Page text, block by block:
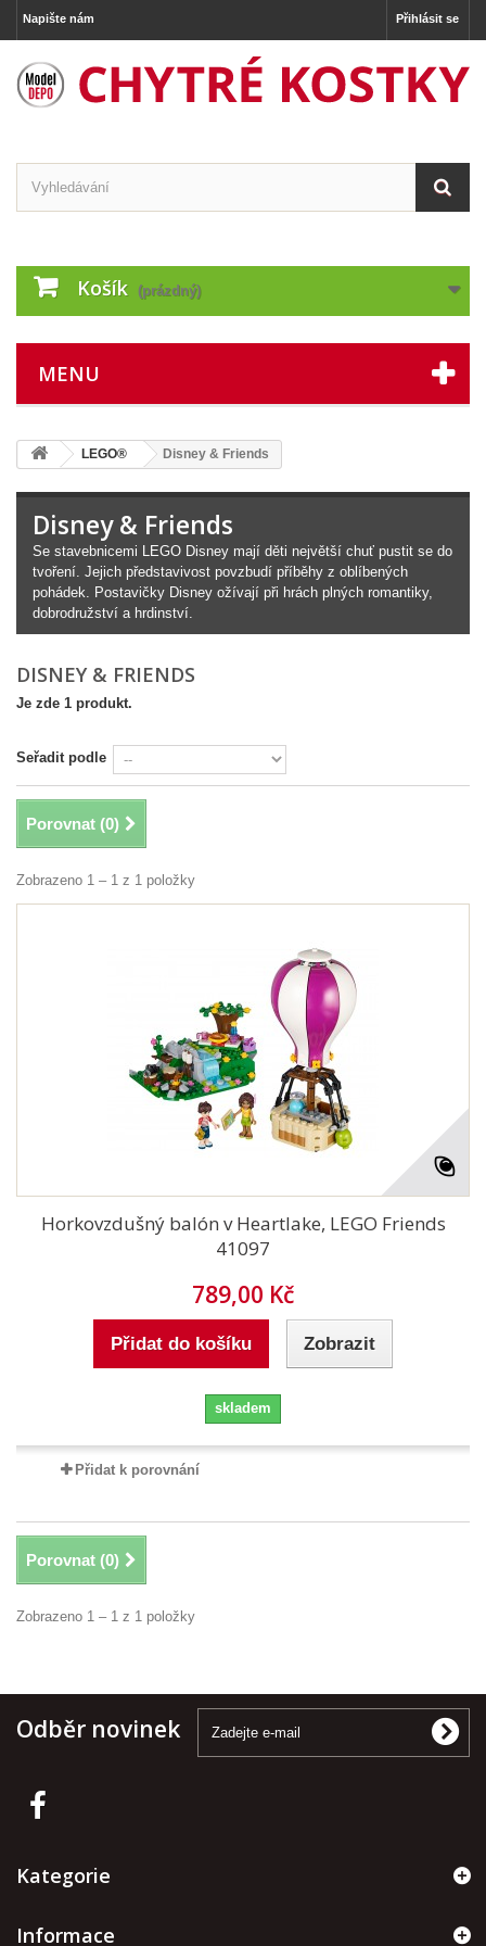
Přihlásit se
Napište nám
Košík (prázdný)
MENU
LEGO® Disney & Friends
Disney & Friends
Se stavebnicemi LEGO Disney mají děti největší chuť pustit se do
tvoření. Jejich představivost povzbudí příběhy z oblíbených
pohádek. Postavičky Disney ožívají při hrách plných romantiky,
dobrodružství a hrdinství.
DISNEY & FRIENDS
Je zde 1 produkt.
Seřadit podle
Porovnat (0)
Zobrazeno 1 – 1 z 1 položky
Horkovzdušný balón v Heartlake, LEGO Friends
41097
789,00 Kč
Přidat do košíku Zobrazit
skladem
Přidat k porovnání
Porovnat (0)
Zobrazeno 1 – 1 z 1 položky
Odběr novinek
Kategorie
Informace